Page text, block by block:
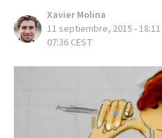
Xavier Molina
11 septiembre, 2015 - 18:11
07:36 CEST